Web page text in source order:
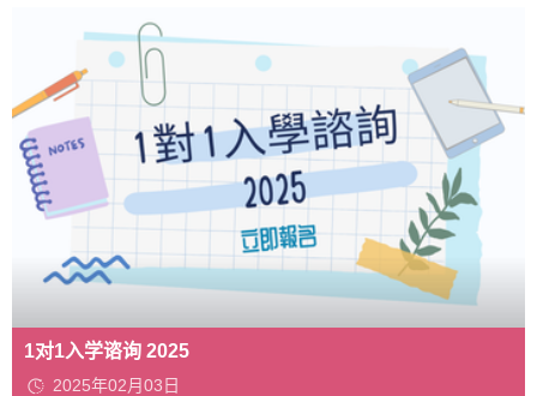
1对1入学谘询 2025
2025年02月03日